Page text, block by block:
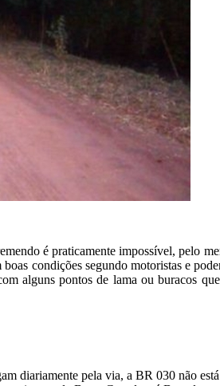
é praticamente impossível, pelo
condições segundo motoristas e
alguns pontos de lama ou buracos
diariamente pela via, a BR 030 não